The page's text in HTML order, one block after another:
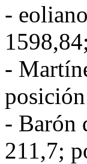
-
-
- Barón
211,7;